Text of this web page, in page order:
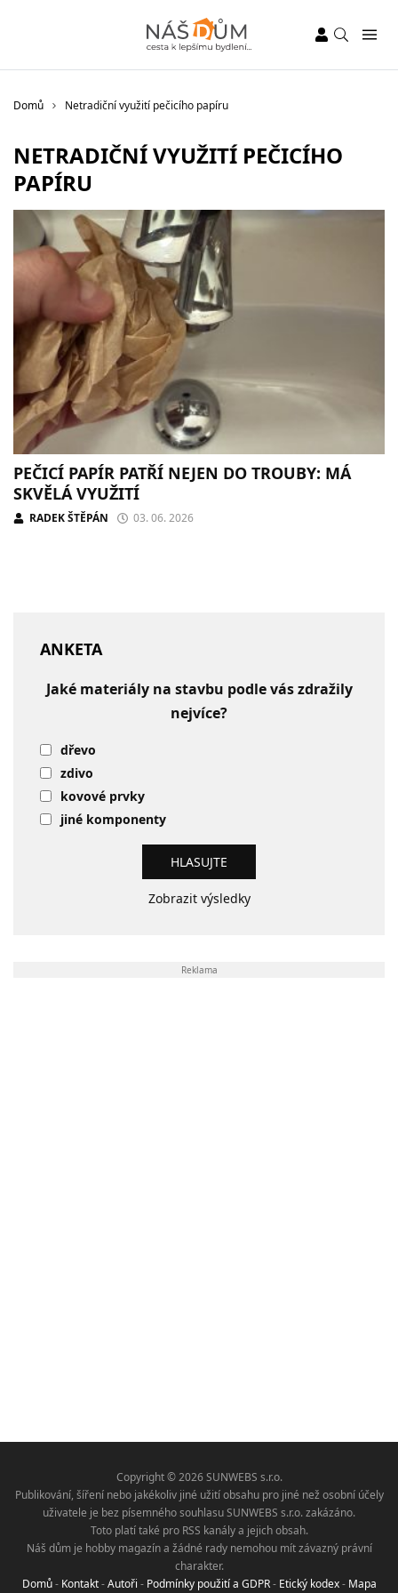
Domů Netradiční využití pečicího papíru
NETRADIČNÍ VYUŽITÍ PEČICÍHO
PAPÍRU
PEČICÍ PAPÍR PATŘÍ NEJEN DO TROUBY: MÁ
SKVĚLÁ VYUŽITÍ
RADEK ŠTĚPÁN 03. 06. 2026
ANKETA
Jaké materiály na stavbu podle vás zdražily
nejvíce?
dřevo
zdivo
kovové prvky
jiné komponenty
Zobrazit výsledky
Reklama
Copyright © 2026 SUNWEBS s.r.o.
Publikování, šíření nebo jakékoliv jiné užití obsahu pro jiné než osobní účely
uživatele je bez písemného souhlasu SUNWEBS s.r.o. zakázáno.
Toto platí také pro RSS kanály a jejich obsah.
Náš dům je hobby magazín a žádné rady nemohou mít závazný právní
charakter.
Domů- Kontakt-Autoři - Podmínky použití a GDPR- Etický kodex- Mapa